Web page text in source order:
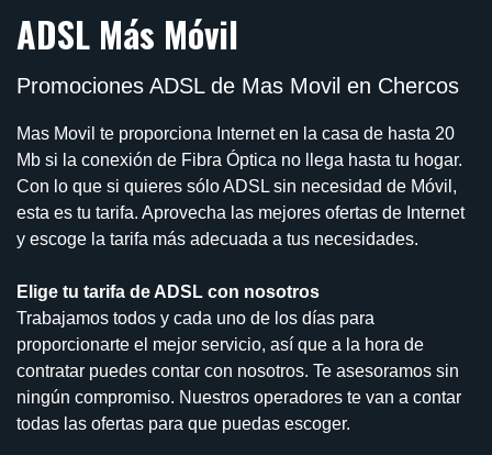
ADSL Más Móvil
Promociones ADSL de Mas Movil en Chercos
Mas Movil te proporciona Internet en la casa de hasta 20
Mb si la conexión de Fibra Óptica no llega hasta tu hogar.
Con lo que si quieres sólo ADSL sin necesidad de Móvil,
esta es tu tarifa. Aprovecha las mejores ofertas de Internet
y escoge la tarifa más adecuada a tus necesidades.
Elige tu tarifa de ADSL con nosotros
Trabajamos todos y cada uno de los días para
proporcionarte el mejor servicio, así que a la hora de
contratar puedes contar con nosotros. Te asesoramos sin
ningún compromiso. Nuestros operadores te van a contar
todas las ofertas para que puedas escoger.